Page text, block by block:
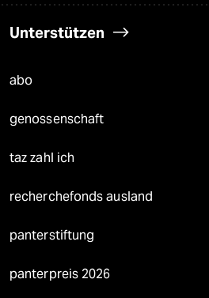
Unterstützen
abo
genossenschaft
taz zahl ich
recherchefonds ausland
panterstiftung
panterpreis 2026